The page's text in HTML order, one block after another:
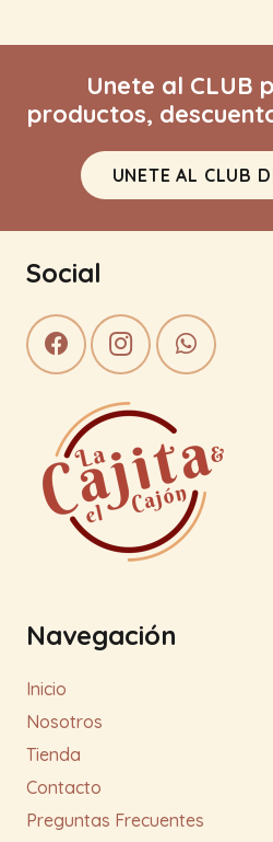
Unete al CLUB
productos,
UNETE AL CLUB
Social
Navegación
Inicio
Nosotros
Tienda
Contacto
Preguntas Frecuentes